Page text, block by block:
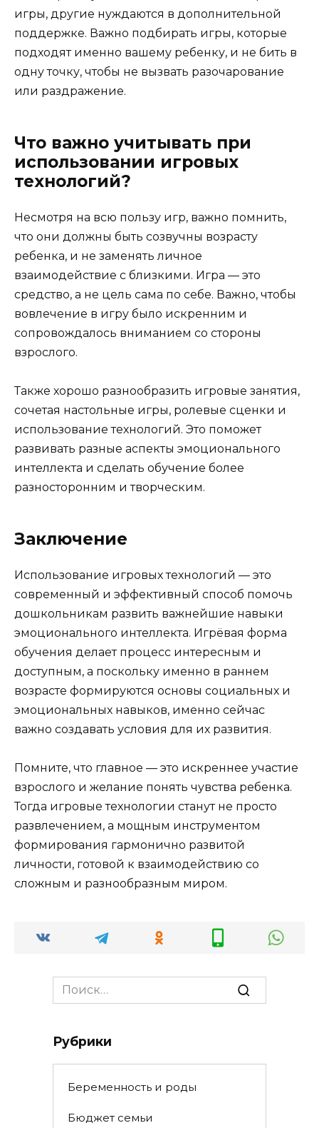
игры, другие нуждаются в дополнительной
поддержке. Важно подбирать игры, которые
подходят именно вашему ребенку, и не бить в
одну точку, чтобы не вызвать разочарование
или раздражение.
Что важно учитывать при
использовании игровых
технологий?
Несмотря на всю пользу игр, важно помнить,
что они должны быть созвучны возрасту
ребенка, и не заменять личное
взаимодействие с близкими. Игра — это
средство, а не цель сама по себе. Важно, чтобы
вовлечение в игру было искренним и
сопровождалось вниманием со стороны
взрослого.
Также хорошо разнообразить игровые занятия,
сочетая настольные игры, ролевые сценки и
использование технологий. Это поможет
развивать разные аспекты эмоционального
интеллекта и сделать обучение более
разносторонним и творческим.
Заключение
Использование игровых технологий — это
современный и эффективный способ помочь
дошкольникам развить важнейшие навыки
эмоционального интеллекта. Игрёвая форма
обучения делает процесс интересным и
доступным, а поскольку именно в раннем
возрасте формируются основы социальных и
эмоциональных навыков, именно сейчас
важно создавать условия для их развития.
Помните, что главное — это искреннее участие
взрослого и желание понять чувства ребенка.
Тогда игровые технологии станут не просто
развлечением, а мощным инструментом
формирования гармонично развитой
личности, готовой к взаимодействию со
сложным и разнообразным миром.
Search
for:
Рубрики
Беременность и роды
Бюджет семьи